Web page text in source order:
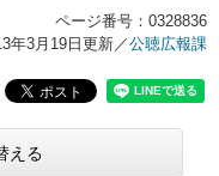
ページ番号：0328836
年3月19日更新／公聴広報課
える